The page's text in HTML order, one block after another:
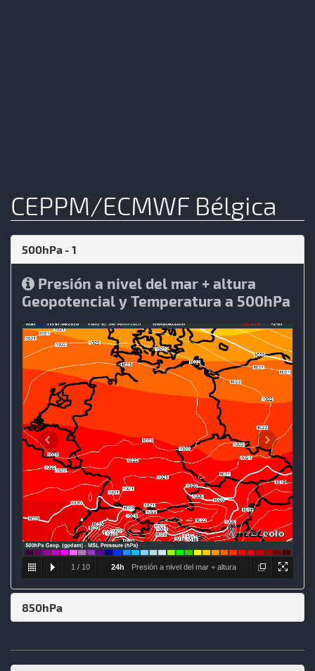
CEPPM/ECMWF Bélgica
500hPa - 1
Presión a nivel del mar + altura
Geopotencial y Temperatura a 500hPa
1 / 10 24h Presión a nivel del mar + altura
Geopotencial y Temperatura a 500hPa
850hPa